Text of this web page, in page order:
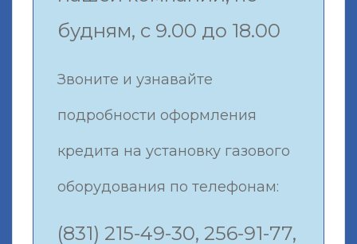
будням, с 9.00 до 18.00
Звоните и узнавайте
подробности оформления
кредита на установку газового
оборудования по телефонам:
(831) 215-49-30, 256-91-77,